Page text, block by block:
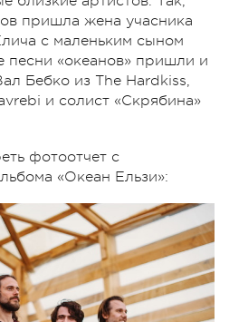
пришла жена учасника
с маленьким сыном
песни «океанов» пришли и
Бебко из The Hardkiss,
и солист «Скрябина»
фотоотчет с
«Океан Ельзи»: